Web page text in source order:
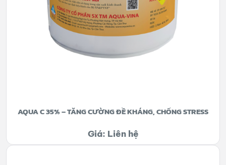
AQUA C 35% – TĂNG CƯỜNG ĐỀ KHÁNG, CHỐNG STRESS
Giá: Liên hệ